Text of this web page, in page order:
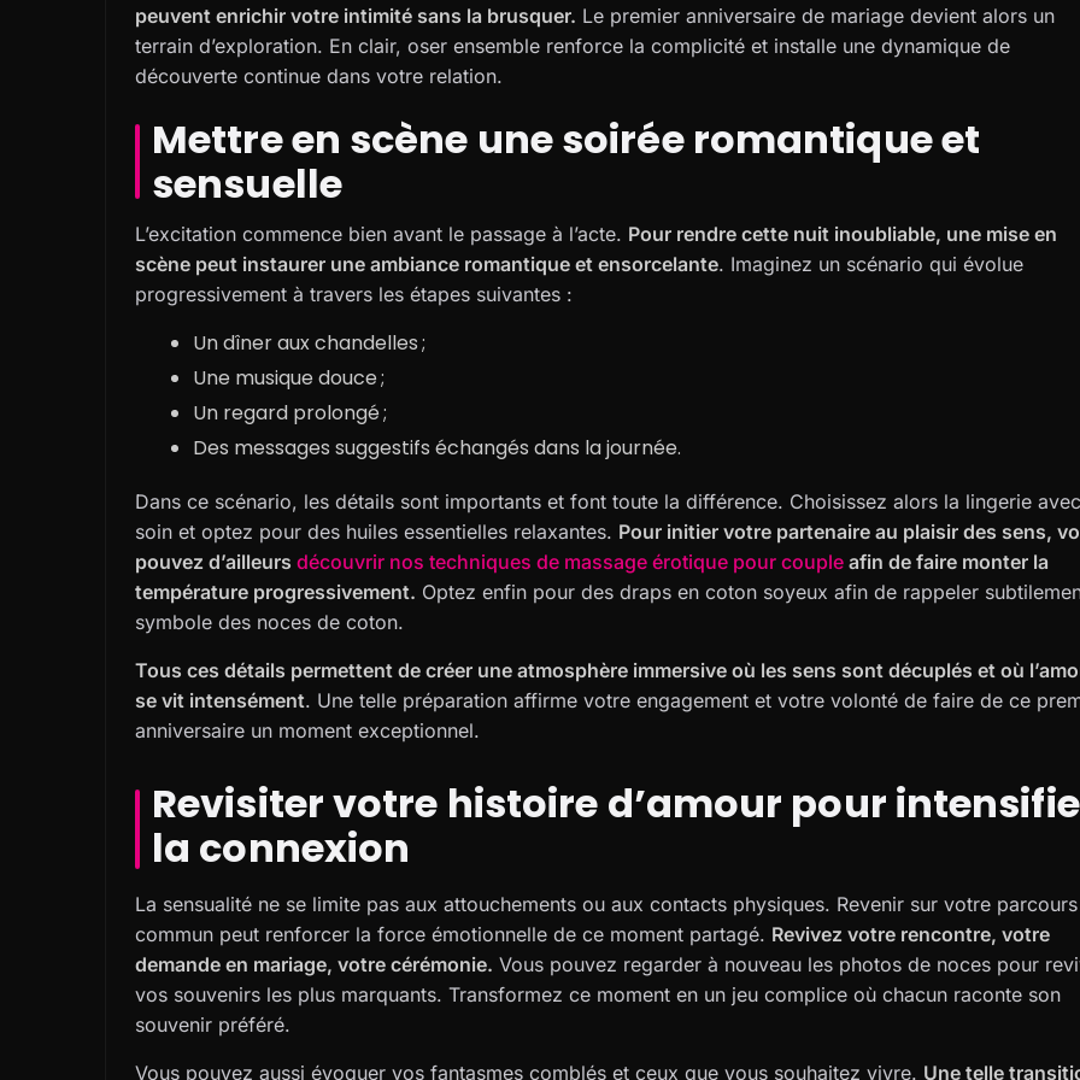
peuvent enrichir votre intimité sans la brusquer. Le premier anniversaire de mariage devient alors un
terrain d’exploration. En clair, oser ensemble renforce la complicité et installe une dynamique de
découverte continue dans votre relation.
Mettre en scène une soirée romantique et
sensuelle
L’excitation commence bien avant le passage à l’acte. Pour rendre cette nuit inoubliable, une mise en
scène peut instaurer une ambiance romantique et ensorcelante. Imaginez un scénario qui évolue
progressivement à travers les étapes suivantes :
Un dîner aux chandelles ;
Une musique douce ;
Un regard prolongé ;
Des messages suggestifs échangés dans la journée.
Dans ce scénario, les détails sont importants et font toute la différence. Choisissez alors la lingerie avec
soin et optez pour des huiles essentielles relaxantes. Pour initier votre partenaire au plaisir des sens,
pouvez d’ailleurs découvrir nos techniques de massage érotique pour couple afin de faire monter la
température progressivement. Optez enfin pour des draps en coton soyeux afin de rappeler
symbole des noces de coton.
Tous ces détails permettent de créer une atmosphère immersive où les sens sont décuplés et où
se vit intensément. Une telle préparation affirme votre engagement et votre volonté de faire de ce
anniversaire un moment exceptionnel.
Revisiter votre histoire d’amour pour
la connexion
La sensualité ne se limite pas aux attouchements ou aux contacts physiques. Revenir sur votre parcours
commun peut renforcer la force émotionnelle de ce moment partagé. Revivez votre rencontre, votre
demande en mariage, votre cérémonie. Vous pouvez regarder à nouveau les photos de noces pour
vos souvenirs les plus marquants. Transformez ce moment en un jeu complice où chacun raconte son
souvenir préféré.
Vous pouvez aussi évoquer vos fantasmes comblés et ceux que vous souhaitez vivre. Une telle